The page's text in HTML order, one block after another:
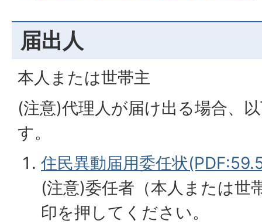
届出人
本人または世帯主
(注意)代理人が届け出る場合、
す。
住民異動届用委任状
(注意)委任者（本人または世
印を押してください。